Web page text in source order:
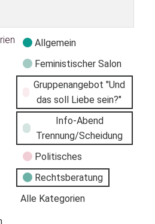
Allgemein
Feministischer Salon
Gruppenangebot "Und
das soll Liebe sein?"
Info-Abend
Trennung/Scheidung
Politisches
Rechtsberatung
Alle Kategorien